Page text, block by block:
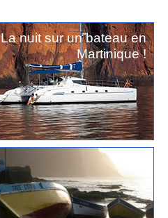
La nuit sur un bateau en
Martinique !